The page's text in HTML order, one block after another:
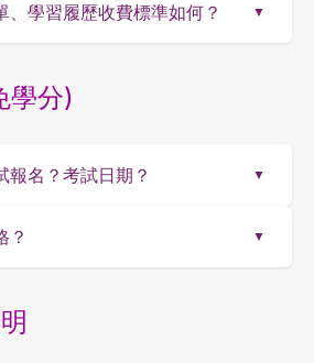
、學習履歷收費標準如何？ ▼
學分)
報名？考試日期？ ▼
？ ▼